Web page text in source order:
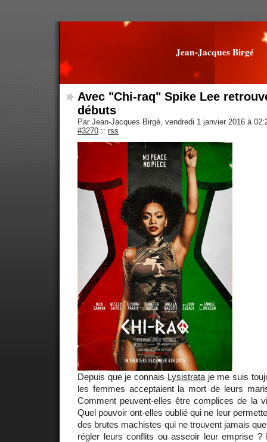
Jean-Jacques Birgé
Avec "Chi-raq" Spike Lee
débuts
Par Jean-Jacques Birgé, vendredi 1 janvier 2016 à
#3270 :: rss
Depuis que je connais Lysistrataje me suis
les femmes acceptaient la mort de leurs
Comment peuvent-elles être complices de la
Quel pouvoir ont-elles oublié qui ne leur
des brutes machistes qui ne trouvent jamais
régler leurs conflits ou asseoir leur emprise